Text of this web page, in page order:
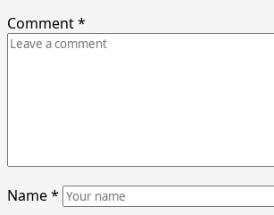
Comment*
Name*